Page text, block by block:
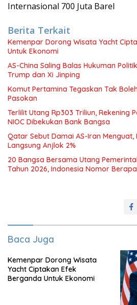
Internasional 700 Juta Barel
Berita Terkait
Kemenpar Dorong Wisata Yacht
Untuk Ekonomi
AS-China Saling Balas Hukuman
Trump dan Xi Jinping
Komut Pertamina Tegaskan Tak
Pasokan
Terlilit Utang Rp303 Triliun, Rekening
NIOC Dibekukan Bank Bangsa
Qatar Sebut Damai AS-Iran Menguat,
Langsung Anjlok 2%
20 Bangsa Bersama Utang
Tahun 2026, Indonesia Nomor
Baca Juga
Kemenpar Dorong Wisata
Yacht Ciptakan Efek
Berganda Untuk Ekonomi